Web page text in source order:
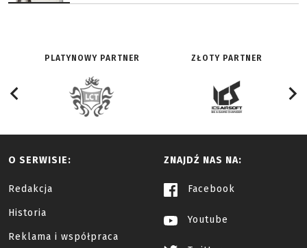
PLATYNOWY PARTNER ZŁOTY PARTNER
O SERWISIE:
Redakcja
Historia
Reklama i współpraca
ZNAJDŹ NAS NA:
Facebook
Youtube